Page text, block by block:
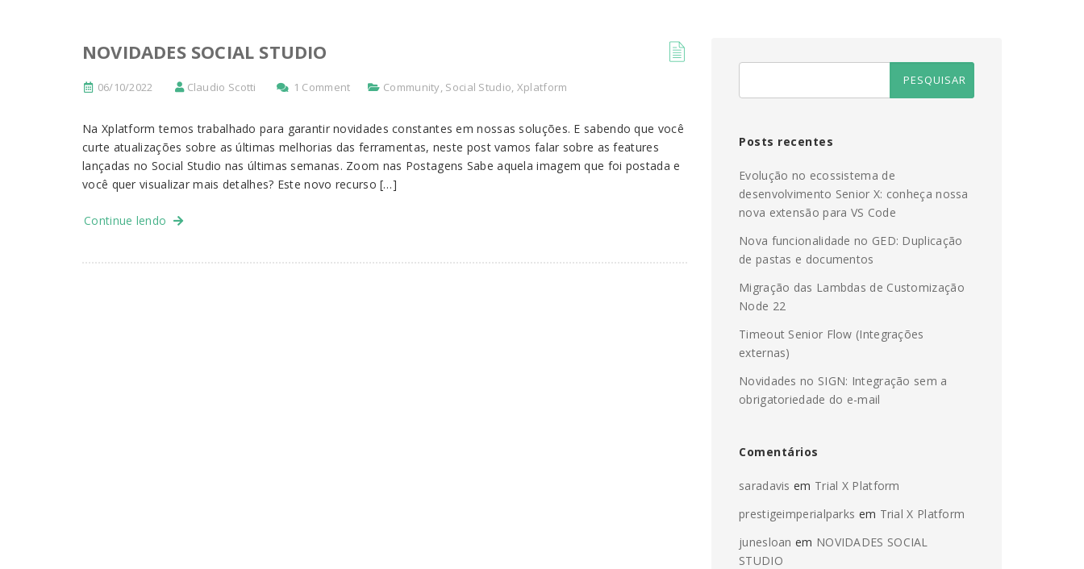
NOVIDADES SOCIAL STUDIO
06/10/2022 Claudio Scotti 1 Comment Community, Social Studio, Xplatform
Na Xplatform temos trabalhado para garantir novidades constantes em nossas soluções. E sabendo que você
curte atualizações sobre as últimas melhorias das ferramentas, neste post vamos falar sobre as features
lançadas no Social Studio nas últimas semanas. Zoom nas Postagens Sabe aquela imagem que foi postada e
você quer visualizar mais detalhes? Este novo recurso […]
Continue lendo
Posts recentes
Evolução no ecossistema de
desenvolvimento Senior X: conheça nossa
nova extensão para VS Code
Nova funcionalidade no GED: Duplicação
de pastas e documentos
Migração das Lambdas de Customização
Node 22
Timeout Senior Flow (Integrações
externas)
Novidades no SIGN: Integração sem a
obrigatoriedade do e-mail
Comentários
saradavis em Trial X Platform
prestigeimperialparks em Trial X Platform
junesloan em NOVIDADES SOCIAL
STUDIO